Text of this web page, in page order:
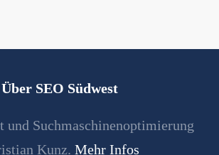
Über SEO Südwest
und Suchmaschinenoptimierung
Kunz. Mehr Infos